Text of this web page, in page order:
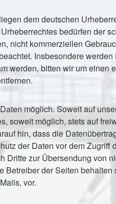
dem deutschen
bedürfen der
nicht kommerziellen
Insbesondere
werden, bitten wir um einen
möglich. Soweit auf
soweit möglich, stets auf
hin, dass die
der Daten vor dem Zugriff
Dritte zur Übersendung von
der Seiten
vor.